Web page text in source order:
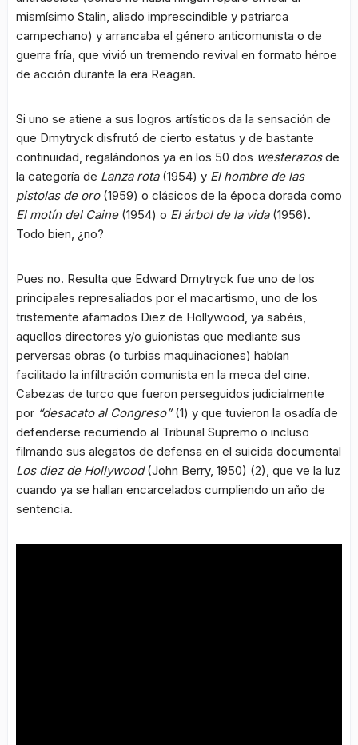
mismísimo Stalin, aliado imprescindible y patriarca
campechano) y arrancaba el género anticomunista o de
guerra fría, que vivió un tremendo revival en formato héroe
de acción durante la era Reagan.
Si uno se atiene a sus logros artísticos da la sensación de
que Dmytryck disfrutó de cierto estatus y de bastante
continuidad, regalándonos ya en los 50 dos westerazosde
la categoría de Lanza rota(1954) y El hombre de las
pistolas de oro(1959) o clásicos de la época dorada como
El motín del Caine(1954) o El árbol de la vida(1956).
Todo bien, ¿no?
Pues no. Resulta que Edward Dmytryck fue uno de los
principales represaliados por el macartismo, uno de los
tristemente afamados Diez de Hollywood, ya sabéis,
aquellos directores y/o guionistas que mediante sus
perversas obras (o turbias maquinaciones) habían
facilitado la infiltración comunista en la meca del cine.
Cabezas de turco que fueron perseguidos judicialmente
por “desacato al Congreso”(1) y que tuvieron la osadía de
defenderse recurriendo al Tribunal Supremo o incluso
filmando sus alegatos de defensa en el suicida documental
Los diez de Hollywood(John Berry, 1950) (2), que ve la luz
cuando ya se hallan encarcelados cumpliendo un año de
sentencia.